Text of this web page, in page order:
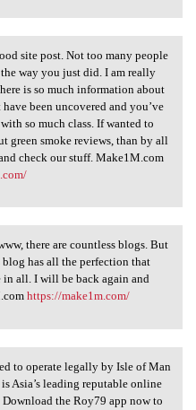
site
site post. Not too many people
way you just did. I am really
is so much information about
been uncovered and you’ve
so much class. If wanted to
green smoke reviews, than by all
check our stuff. Make1M.com
www, there
there are countless blogs. But
has all the perfection that
in all. I will be back again and
https://make1m.com/
to operate
to operate legally by Isle of Man
Asia’s leading reputable online
Download the Roy79 app now to